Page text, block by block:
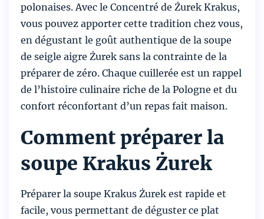
polonaises. Avec le Concentré de Żurek Krakus,
vous pouvez apporter cette tradition chez vous,
en dégustant le goût authentique de la soupe
de seigle aigre Żurek sans la contrainte de la
préparer de zéro. Chaque cuillerée est un rappel
de l’histoire culinaire riche de la Pologne et du
confort réconfortant d’un repas fait maison.
Comment préparer la
soupe Krakus Żurek
Préparer la soupe Krakus Żurek est rapide et
facile, vous permettant de déguster ce plat